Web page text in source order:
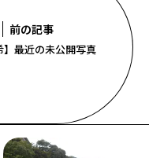
前の記事
】最近の未公開写真